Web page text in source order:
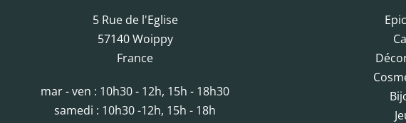
5 Rue de l'Eglise
57140 Woippy
France
mar - ven : 10h30 - 12h, 15h - 18h30
samedi : 10h30 -12h, 15h - 18h